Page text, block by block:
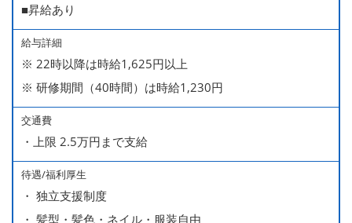
■昇給あり
給与詳細
※ 22時以降は時給1,625円以上
※ 研修期間（40時間）は時給1,230円
交通費
・上限 2.5万円まで支給
待遇/福利厚生
・ 独立支援制度
・ 髪型・髪色・ネイル・服装自由